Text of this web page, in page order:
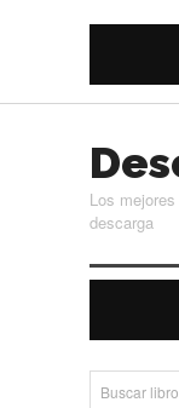
Los
descarga